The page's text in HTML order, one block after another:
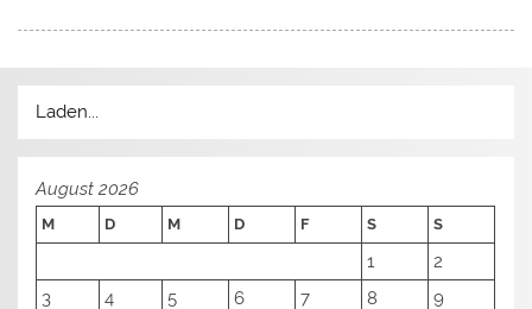
Laden...
August 2026
M D M D F S S
1
2
3
4 5 6 7 8
9